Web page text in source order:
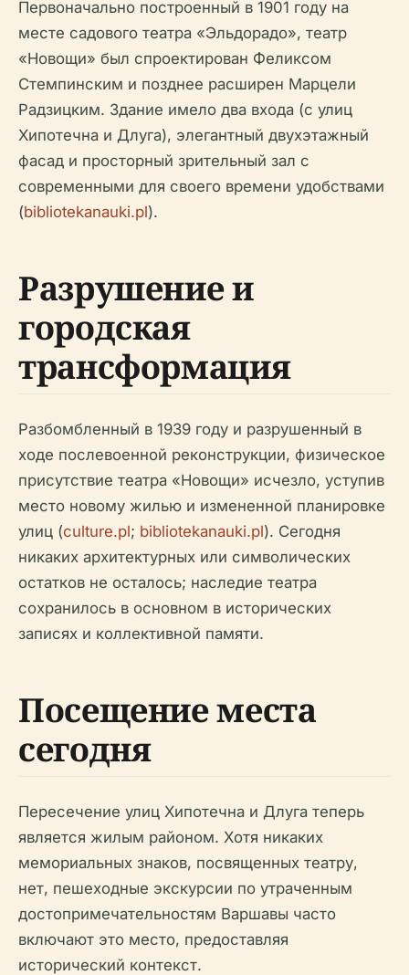
Первоначально построенный в 1901 году на
месте садового театра «Эльдорадо», театр
«Новощи» был спроектирован Феликсом
Стемпинским и позднее расширен Марцели
Радзицким. Здание имело два входа (с улиц
Хипотечна и Длуга), элегантный двухэтажный
фасад и просторный зрительный зал с
современными для своего времени удобствами
(bibliotekanauki.pl).
Разрушение и
городская
трансформация
Разбомбленный в 1939 году и разрушенный в
ходе послевоенной реконструкции, физическое
присутствие театра «Новощи» исчезло, уступив
место новому жилью и измененной планировке
улиц (culture.pl; bibliotekanauki.pl). Сегодня
никаких архитектурных или символических
остатков не осталось; наследие театра
сохранилось в основном в исторических
записях и коллективной памяти.
Посещение места
сегодня
Пересечение улиц Хипотечна и Длуга теперь
является жилым районом. Хотя никаких
мемориальных знаков, посвященных театру,
нет, пешеходные экскурсии по утраченным
достопримечательностям Варшавы часто
включают это место, предоставляя
исторический контекст.